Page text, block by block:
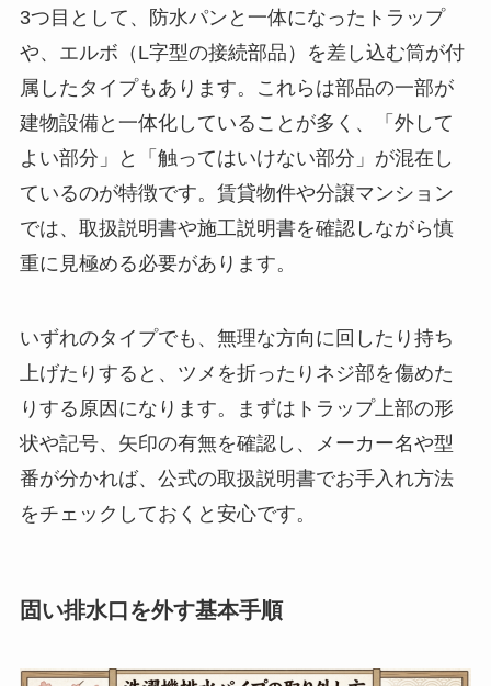
3つ目として、防水パンと一体になったトラップ
や、エルボ（L字型の接続部品）を差し込む筒が付
属したタイプもあります。これらは部品の一部が
建物設備と一体化していることが多く、「外して
よい部分」と「触ってはいけない部分」が混在し
ているのが特徴です。賃貸物件や分譲マンション
では、取扱説明書や施工説明書を確認しながら慎
重に見極める必要があります。
いずれのタイプでも、無理な方向に回したり持ち
上げたりすると、ツメを折ったりネジ部を傷めた
りする原因になります。まずはトラップ上部の形
状や記号、矢印の有無を確認し、メーカー名や型
番が分かれば、公式の取扱説明書でお手入れ方法
をチェックしておくと安心です。
固い排水口を外す基本手順